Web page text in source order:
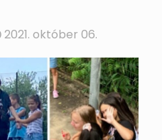
2021. október 06.